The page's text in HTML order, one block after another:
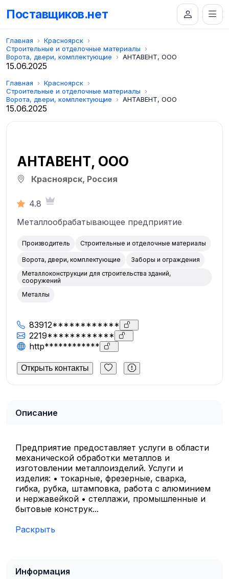
Поставщиков.нет
Главная
Красноярск
Строительные и отделочные материалы
Ворота, двери, комплектующие
АНТАВЕНТ, ООО
15.06.2025
Главная
Красноярск
Строительные и отделочные материалы
Ворота, двери, комплектующие
АНТАВЕНТ, ООО
15.06.2025
АНТАВЕНТ, ООО
Красноярск, Россия
4.8
Металлообрабатывающее предприятие
Производитель Строительные и отделочные материалы
Ворота, двери, комплектующие
Заборы и ограждения
Металлоконструкции для строительства зданий,
сооружений
Металлы
83912************
2219************
http************
Открыть контакты
Описание
Предприятие предоставляет услуги в области
механической обработки металлов и
изготовлении металлоизделий. Услуги и
изделия: • токарные, фрезерные, сварка,
гибка, рубка, штамповка, работа с алюминием
и нержавейкой • стеллажи, промышленные и
бытовые конструк...
Раскрыть
Информация